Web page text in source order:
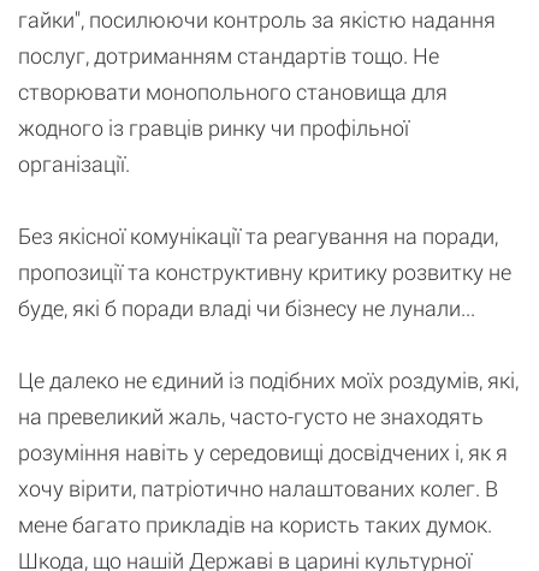
гайки", посилюючи контроль за якістю надання
послуг, дотриманням стандартів тощо. Не
створювати монопольного становища для
жодного із гравців ринку чи профільної
організації.
Без якісної комунікації та реагування на поради,
пропозиції та конструктивну критику розвитку не
буде, які б поради владі чи бізнесу не лунали...
Це далеко не єдиний із подібних моїх роздумів, які,
на превеликий жаль, часто-густо не знаходять
розуміння навіть у середовищі досвідчених і, як я
хочу вірити, патріотично налаштованих колег. В
мене багато прикладів на користь таких думок.
Шкода, що нашій Державі в царині культурної